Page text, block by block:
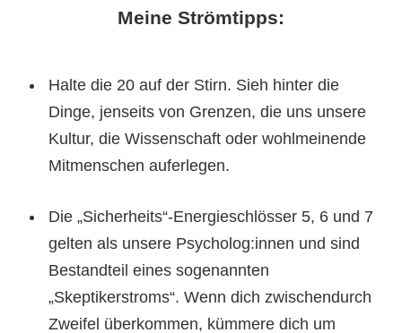
Meine Strömtipps:
Halte die 20 auf der Stirn. Sieh hinter die
Dinge, jenseits von Grenzen, die uns unsere
Kultur, die Wissenschaft oder wohlmeinende
Mitmenschen auferlegen.
Die „Sicherheits“-Energieschlösser 5, 6 und 7
gelten als unsere Psycholog:innen und sind
Bestandteil eines sogenannten
„Skeptikerstroms“. Wenn dich zwischendurch
Zweifel überkommen, kümmere dich um